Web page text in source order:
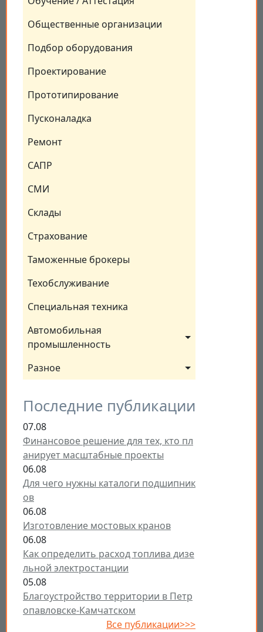
Общественные организации
Подбор оборудования
Проектирование
Прототипирование
Пусконаладка
Ремонт
САПР
СМИ
Склады
Страхование
Таможенные брокеры
Техобслуживание
Специальная техника
Автомобильная
промышленность
Разное
Последние публикации
07.08
Финансовое решение для тех, кто пл
анирует масштабные проекты
06.08
Для чего нужны каталоги подшипник
ов
06.08
Изготовление мостовых кранов
06.08
Как определить расход топлива дизе
льной электростанции
05.08
Благоустройство территории в Петр
опавловске-Камчатском
Все публикации>>>